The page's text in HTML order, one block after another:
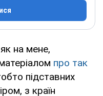
на мене,
про так
підставних
з країн